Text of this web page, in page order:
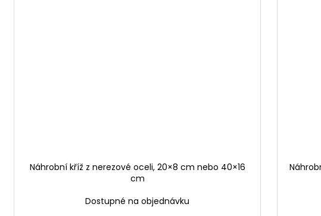
Náhrobní kříž z nerezové oceli, 20×8 cm nebo 40×16
cm
Dostupné na objednávku